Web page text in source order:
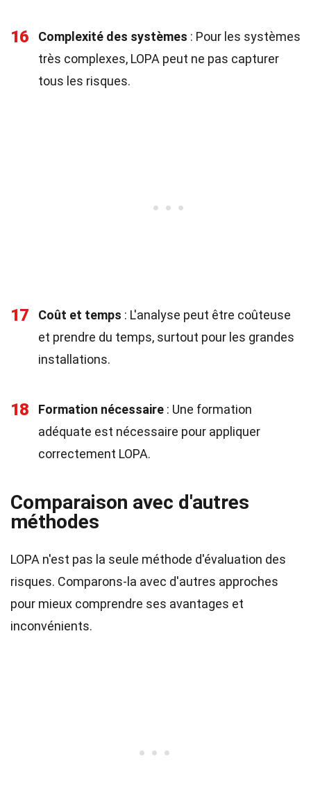
16 Complexité des systèmes : Pour les systèmes
très complexes, LOPA peut ne pas capturer
tous les risques.
17 Coût et temps : L'analyse peut être coûteuse
et prendre du temps, surtout pour les grandes
installations.
18 Formation nécessaire : Une formation
adéquate est nécessaire pour appliquer
correctement LOPA.
Comparaison avec d'autres
méthodes
LOPA n'est pas la seule méthode d'évaluation des
risques. Comparons-la avec d'autres approches
pour mieux comprendre ses avantages et
inconvénients.